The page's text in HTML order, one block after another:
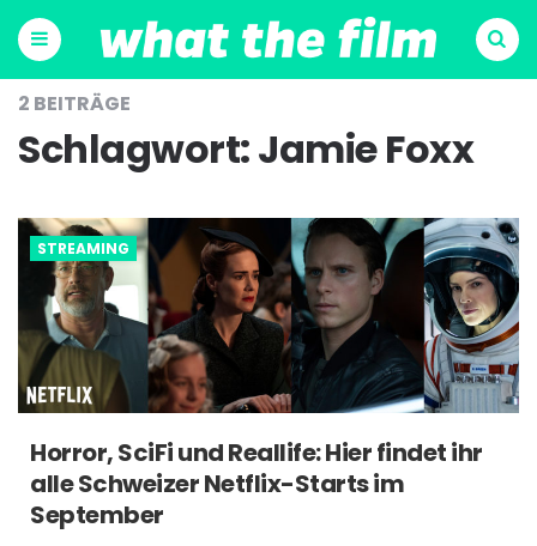
Menu
Suchen
2 BEITRÄGE
Schlagwort:Jamie Foxx
STREAMING
Horror, SciFi und Reallife: Hier findet ihr
alle Schweizer Netflix-Starts im
September